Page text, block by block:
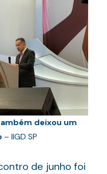
deixou um
– IIGD SP
de junho foi